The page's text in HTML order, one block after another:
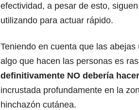
efectividad, a pesar de esto,
utilizando para actuar rápido.
Teniendo en cuenta que las
algo que hacen las personas es
definitivamente NO debería hacer
incrustada profundamente en la
hinchazón cutánea.